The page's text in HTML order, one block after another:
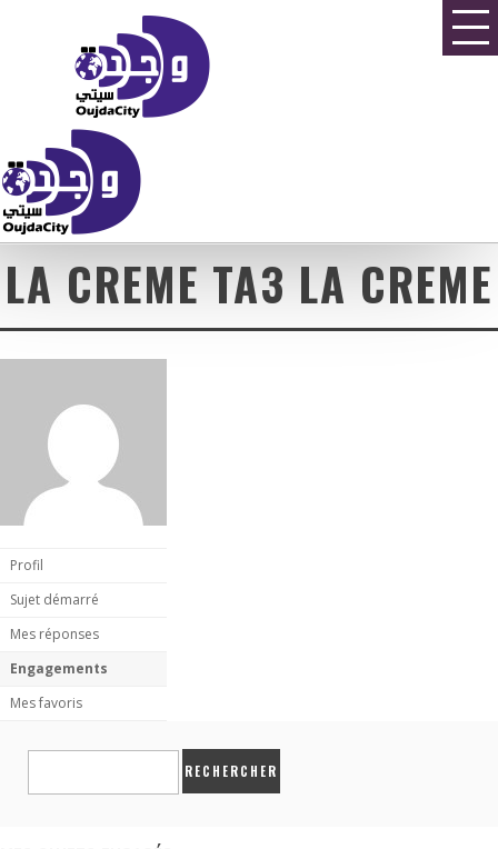
LA CREME TA3 LA CREME
Profil
Sujet démarré
Mes réponses
Engagements
Mes favoris